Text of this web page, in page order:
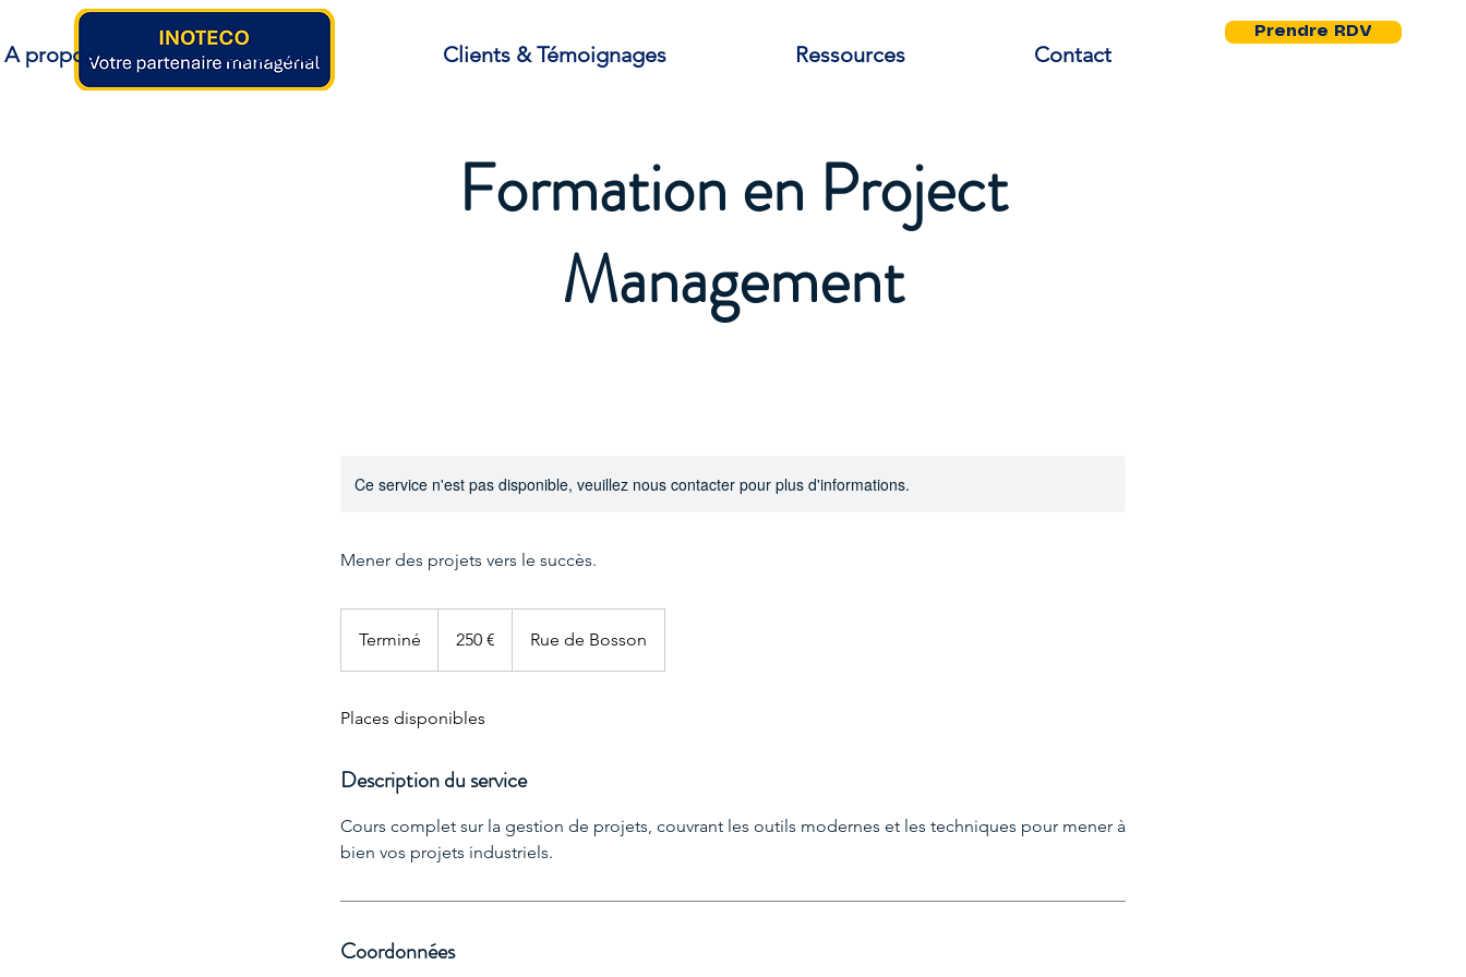
A propos Solutions Clients & Témoignages Ressources Contact
Prendre RDV
Formation en Project
Management
Ce service n'est pas disponible, veuillez nous contacter pour plus d'informations.
Mener des projets vers le succès.
Terminé
e
m
250 € Rue de Bosson
Places disponibles
Description du service
Cours complet sur la gestion de projets, couvrant les outils modernes et les techniques pour mener à
bien vos projets industriels.
Coordonnées